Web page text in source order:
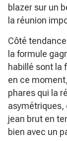
blazer sur un
la réunion
Côté
la formule
habillé sont la
en ce
phares qui la
asymétriques,
jean brut en
bien avec un